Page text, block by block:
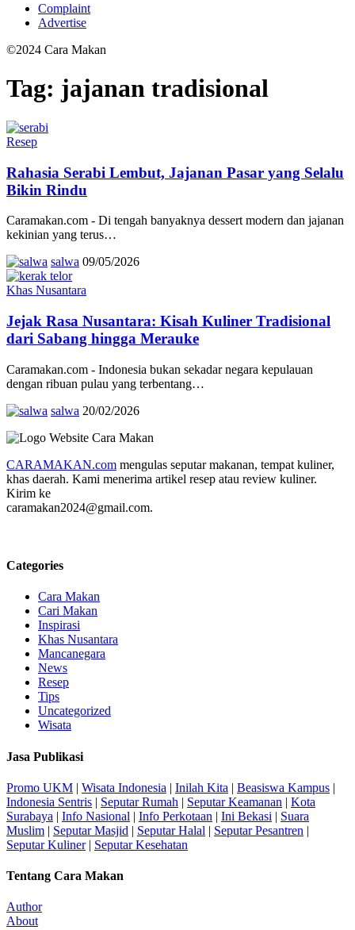
Complaint
Advertise
©2024 Cara Makan
Tag: jajanan tradisional
Resep
Rahasia Serabi Lembut, Jajanan Pasar yang Selalu
Bikin Rindu
Caramakan.com - Di tengah banyaknya dessert modern dan jajanan
kekinian yang terus…
salwa 09/05/2026
Khas Nusantara
Jejak Rasa Nusantara: Kisah Kuliner Tradisional
dari Sabang hingga Merauke
Caramakan.com - Indonesia bukan sekadar negara kepulauan
dengan ribuan pulau yang terbentang…
salwa 20/02/2026
CARAMAKAN.com mengulas seputar makanan, tempat kuliner,
khas daerah. Kami menerima artikel resep atau review kuliner.
Kirim ke
caramakan2024@gmail.com.
Categories
Cara Makan
Cari Makan
Inspirasi
Khas Nusantara
Mancanegara
News
Resep
Tips
Uncategorized
Wisata
Jasa Publikasi
Promo UKM | Wisata Indonesia | Inilah Kita | Beasiswa Kampus |
Indonesia Sentris | Seputar Rumah | Seputar Keamanan | Kota
Surabaya | Info Nasional | Info Perkotaan | Ini Bekasi | Suara
Muslim | Seputar Masjid | Seputar Halal | Seputar Pesantren |
Seputar Kuliner| Seputar Kesehatan
Tentang Cara Makan
Author
About